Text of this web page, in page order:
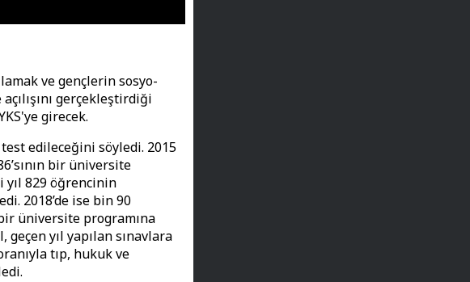
ve gençlerin sosyo-
gerçekleştirdiği
girecek.
test edileceğini söyledi. 2015
bir üniversite
829 öğrencinin
2018’de ise bin 90
üniversite programına
yıl yapılan sınavlara
tıp, hukuk ve